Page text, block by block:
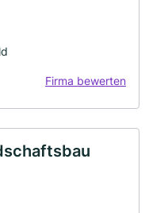
Firma bewerten